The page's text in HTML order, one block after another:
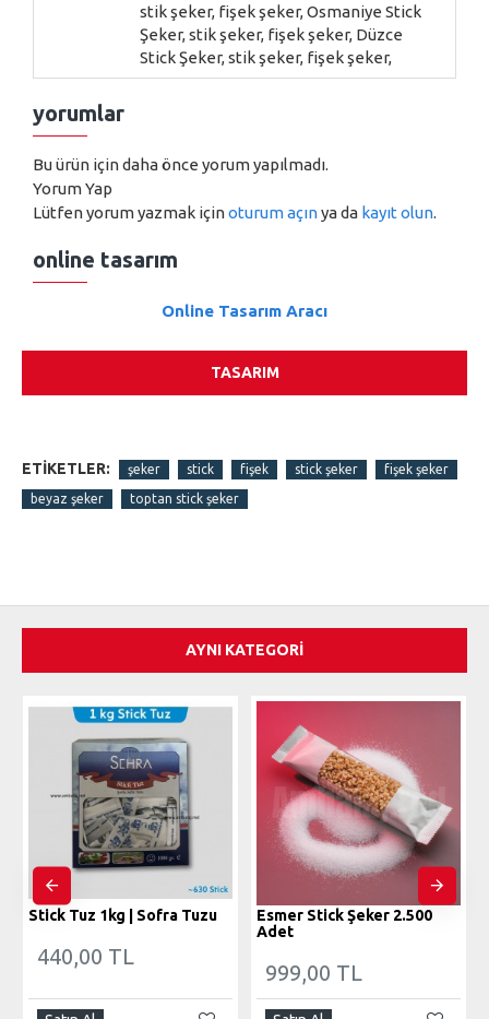
stik şeker, fişek şeker, Osmaniye Stick
Şeker, stik şeker, fişek şeker, Düzce
Stick Şeker, stik şeker, fişek şeker,
yorumlar
Bu ürün için daha önce yorum yapılmadı.
Yorum Yap
Lütfen yorum yazmak içinoturum açınya da kayıt olun.
online tasarım
Online Tasarım Aracı
TASARIM
ETIKETLER: şeker stick fişek stick şeker fişek şeker
beyaz şeker toptan stick şeker
AYNI KATEGORI
Stick Tuz 1kg | Sofra Tuzu
440,00 TL
Esmer Stick Şeker 2.500
Adet
999,00 TL